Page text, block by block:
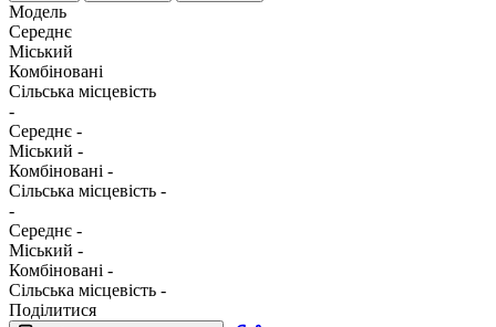
Модель
Середнє
Міський
Комбіновані
Сільська місцевість
-
Середнє -
Міський -
Комбіновані -
Сільська місцевість -
-
Середнє -
Міський -
Комбіновані -
Сільська місцевість -
Поділитися